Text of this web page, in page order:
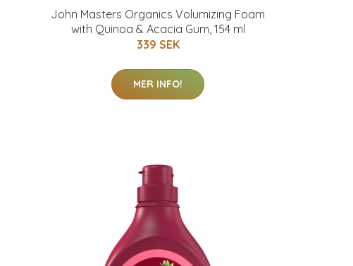
John Masters Organics Volumizing Foam
with Quinoa & Acacia Gum, 154 ml
339 SEK
MER INFO!